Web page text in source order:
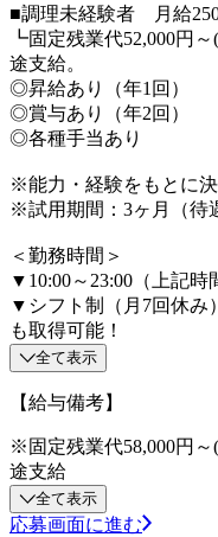
■調理未経験者 月給
┗固定残業代52,000円
途支給。
◎昇給あり（年1回）
◎賞与あり（年2回）
◎各種手当あり
※能力・経験をもとに決
※試用期間：3ヶ月（待
＜勤務時間＞
▼10:00～23:00（上記時
▼シフト制（月7回休み
も取得可能！
全て表示
【給与備考】
※固定残業代58,000円～
途支給
全て表示
応募画面に進む